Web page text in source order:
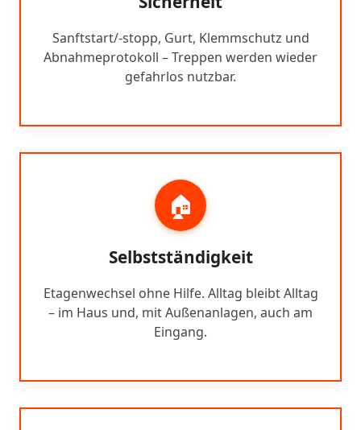
Sanftstart/-stopp, Gurt, Klemmschutz und
Abnahmeprotokoll – Treppen werden wieder
gefahrlos nutzbar.
🏠
Selbstständigkeit
Etagenwechsel ohne Hilfe. Alltag bleibt Alltag
– im Haus und, mit Außenanlagen, auch am
Eingang.